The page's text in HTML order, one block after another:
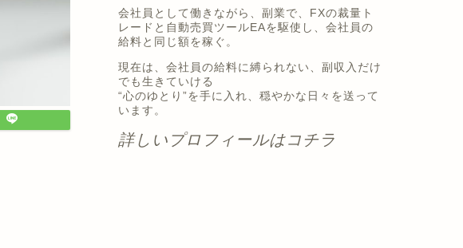
会社員として働きながら、副業で、FXの裁量ト
レードと自動売買ツールEAを駆使し、会社員の
給料と同じ額を稼ぐ。
現在は、会社員の給料に縛られない、副収入だけ
でも生きていける
“心のゆとり”を手に入れ、穏やかな日々を送って
います。
詳しいプロフィールはコチラ